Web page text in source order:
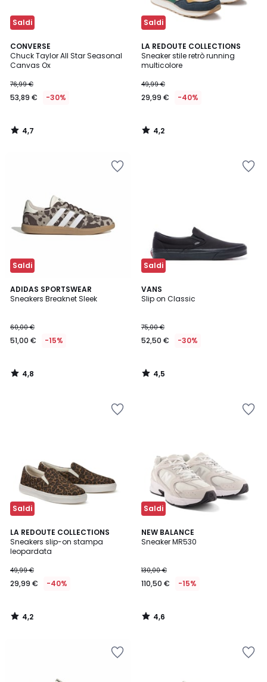
Saldi
CONVERSE
Chuck Taylor All Star Seasonal
Canvas Ox
76,99 €
53,89 € -30%
4,7
/ 5
4,7
/
Saldi
LA REDOUTE COLLECTIONS
Sneaker stile retrò running
multicolore
49,99 €
29,99 € -40%
4,2
/ 5
4,2
/
Saldi
ADIDAS SPORTSWEAR
Sneakers Breaknet Sleek
60,00 €
51,00 € -15%
4,8
/ 5
4,8
/
Saldi
VANS
Slip on Classic
75,00 €
52,50 € -30%
4,5
/ 5
4,5
/
Saldi
LA REDOUTE COLLECTIONS
Sneakers slip-on stampa
leopardata
49,99 €
29,99 € -40%
4,2
/ 5
4,2
/
Saldi
NEW BALANCE
Sneaker MR530
130,00 €
110,50 € -15%
4,6
/ 5
4,6
/